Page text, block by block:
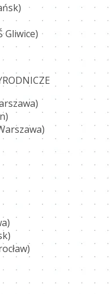
Gliwice)